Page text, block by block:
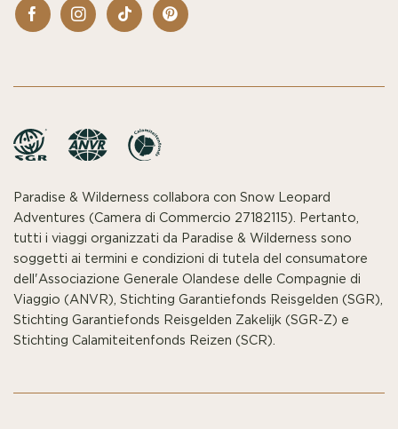
Paradise & Wilderness collabora con Snow Leopard
Adventures (Camera di Commercio 27182115). Pertanto,
tutti i viaggi organizzati da Paradise & Wilderness sono
soggetti ai termini e condizioni di tutela del consumatore
dell'Associazione Generale Olandese delle Compagnie di
Viaggio (ANVR), Stichting Garantiefonds Reisgelden (SGR),
Stichting Garantiefonds Reisgelden Zakelijk (SGR-Z) e
Stichting Calamiteitenfonds Reizen (SCR).